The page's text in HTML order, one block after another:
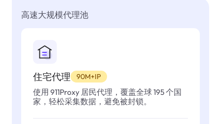
高速大规模代理池
住宅代理 90M+IP
使用 911Proxy 居民代理，覆盖全球 195 个国
家，轻松采集数据，避免被封锁。